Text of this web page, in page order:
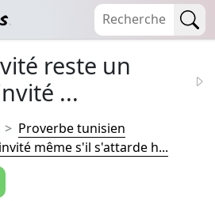
reste un
...
Proverbe tunisien
même s'il s'attarde h...